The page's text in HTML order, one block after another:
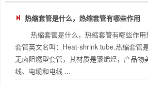
热缩套管是什么，热缩套管有哪些作用
热缩套管是什么，热缩套管有哪些作
套管英文名叫：Heat-shrink tube.热缩套管
无卤阻燃型套管，其材质是聚烯烃，产品物
线、电缆和电线 ...